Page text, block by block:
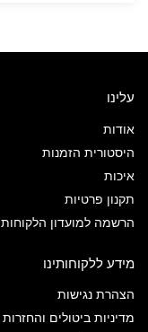
עלינו
אודות
היסטורית הזמנות
איכות
תקנון פרטיות
הרשמה למועדון הלקוחות
מידע ללקוחותינו
הצהרת נגישות
מדיניות ביטולים והחזרות